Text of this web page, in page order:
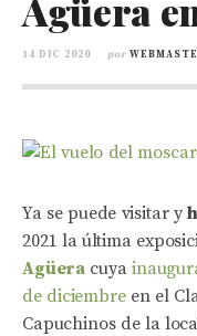
Agüera
14 DIC 2020 por
Ya se puede visitar y
2021 la última
Agüera cuya
de diciembreen el
Capuchinos de la